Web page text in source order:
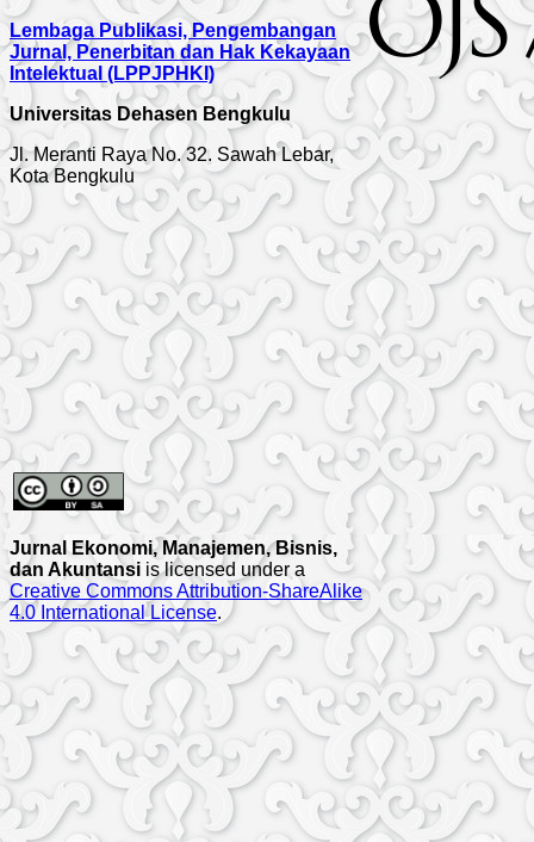
Lembaga Publikasi, Pengembangan
Jurnal, Penerbitan dan Hak Kekayaan
Intelektual (LPPJPHKI)
Universitas Dehasen Bengkulu
Jl. Meranti Raya No. 32. Sawah Lebar,
Kota Bengkulu
Jurnal Ekonomi, Manajemen, Bisnis,
dan Akuntansi is licensed under a
Creative Commons Attribution-ShareAlike
4.0 International License.